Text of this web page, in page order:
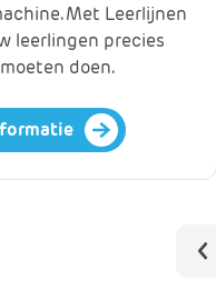
Met Leerlijnen
leerlingen precies
doen.